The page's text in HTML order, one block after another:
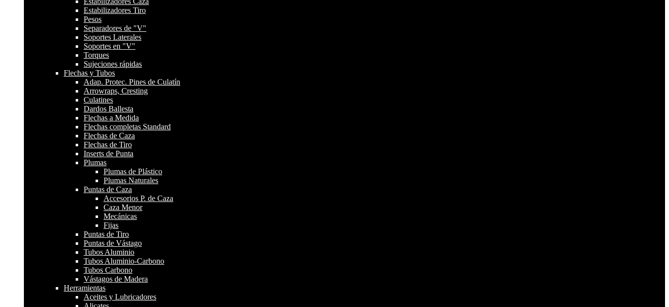
Estabilizadores Tiro
Pesos
Separadores de "V"
Soportes Laterales
Soportes en "V"
Torques
Sujeciones rápidas
Flechas y Tubos
Adap. Protec. Pines de Culatín
Arrowraps, Cresting
Culatines
Dardos Ballesta
Flechas a Medida
Flechas completas Standard
Flechas de Caza
Flechas de Tiro
Inserts de Punta
Plumas
Plumas de Plástico
Plumas Naturales
Puntas de Caza
Accesorios P. de Caza
Caza Menor
Mecánicas
Fijas
Puntas de Tiro
Puntas de Vástago
Tubos Aluminio
Tubos Aluminio-Carbono
Tubos Carbono
Vástagos de Madera
Herramientas
Aceites y Lubricadores